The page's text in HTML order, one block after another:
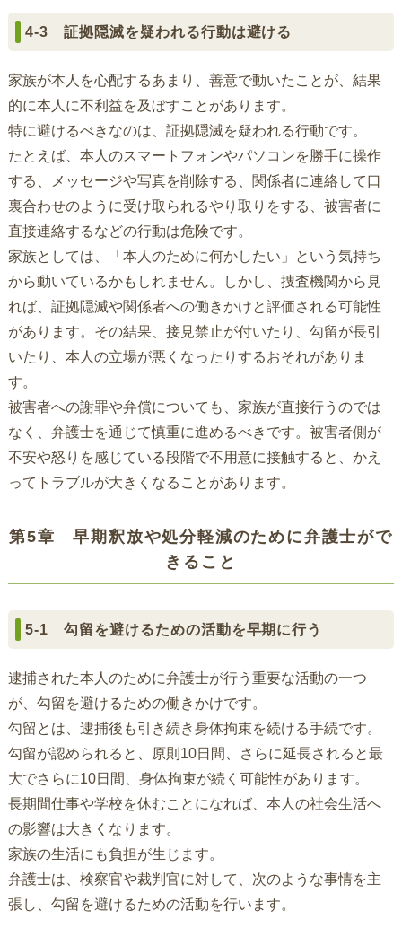
4-3 証拠隠滅を疑われる行動は避ける
家族が本人を心配するあまり、善意で動いたことが、結果
的に本人に不利益を及ぼすことがあります。
特に避けるべきなのは、証拠隠滅を疑われる行動です。
たとえば、本人のスマートフォンやパソコンを勝手に操作
する、メッセージや写真を削除する、関係者に連絡して口
裏合わせのように受け取られるやり取りをする、被害者に
直接連絡するなどの行動は危険です。
家族としては、「本人のために何かしたい」という気持ち
から動いているかもしれません。しかし、捜査機関から見
れば、証拠隠滅や関係者への働きかけと評価される可能性
があります。その結果、接見禁止が付いたり、勾留が長引
いたり、本人の立場が悪くなったりするおそれがありま
す。
被害者への謝罪や弁償についても、家族が直接行うのでは
なく、弁護士を通じて慎重に進めるべきです。被害者側が
不安や怒りを感じている段階で不用意に接触すると、かえ
ってトラブルが大きくなることがあります。
第5章 早期釈放や処分軽減のために弁護士がで
きること
5-1 勾留を避けるための活動を早期に行う
逮捕された本人のために弁護士が行う重要な活動の一つ
が、勾留を避けるための働きかけです。
勾留とは、逮捕後も引き続き身体拘束を続ける手続です。
勾留が認められると、原則10日間、さらに延長されると最
大でさらに10日間、身体拘束が続く可能性があります。
長期間仕事や学校を休むことになれば、本人の社会生活へ
の影響は大きくなります。
家族の生活にも負担が生じます。
弁護士は、検察官や裁判官に対して、次のような事情を主
張し、勾留を避けるための活動を行います。